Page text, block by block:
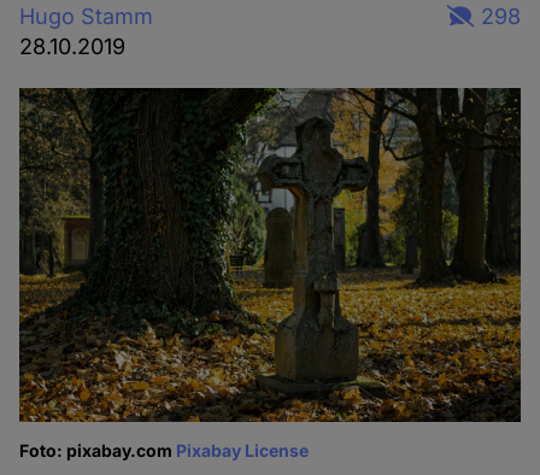
Hugo Stamm
28.10.2019
298
Foto: pixabay.com Pixabay License